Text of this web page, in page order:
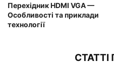
Перехідник HDMI VGA —
Особливості та приклади
технології
СТАТТІ